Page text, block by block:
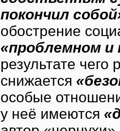
покончил
обострение
«проблемном и
результате чего
снижается
особые
у неё имеются